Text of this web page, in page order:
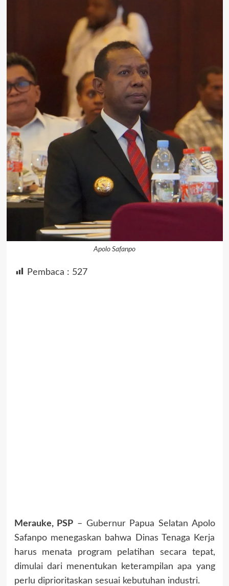
Apolo Safanpo
Pembaca : 527
Merauke, PSP – Gubernur Papua Selatan Apolo
Safanpo menegaskan bahwa Dinas Tenaga Kerja
harus menata program pelatihan secara tepat,
dimulai dari menentukan keterampilan apa yang
perlu diprioritaskan sesuai kebutuhan industri.